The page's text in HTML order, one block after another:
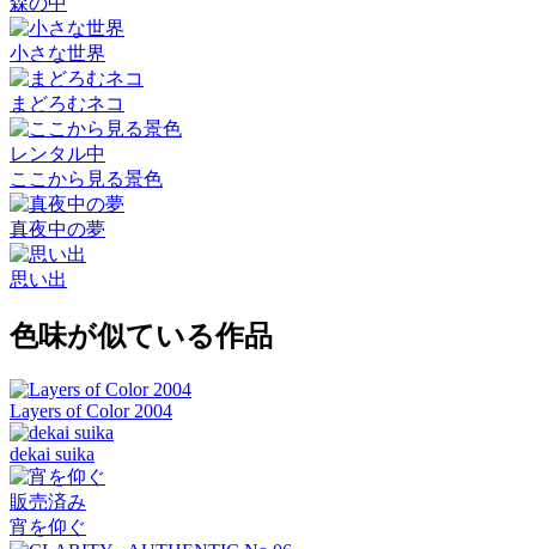
小さな世界
まどろむネコ
レンタル中
ここから見る景色
真夜中の夢
思い出
色味が似ている作品
Layers of Color 2004
dekai suika
販売済み
宵を仰ぐ